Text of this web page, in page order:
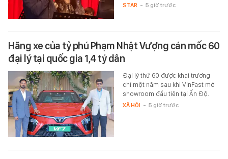
STAR - 5 giờ trước
Hãng xe của tỷ phú Phạm Nhật Vượng cán mốc 60
đại lý tại quốc gia 1,4 tỷ dân
Đại lý thứ 60 được khai trương
chỉ một năm sau khi VinFast mở
showroom đầu tiên tại Ấn Độ.
XÃ HỘI - 5 giờ trước